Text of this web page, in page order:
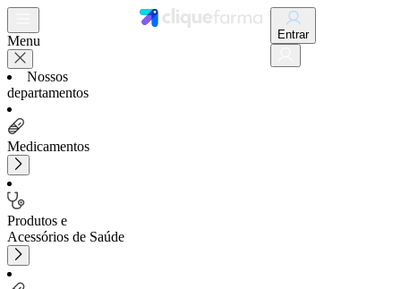
Menu
Nossos
departamentos
Medicamentos
Produtos e
Acessórios de Saúde
Entrar